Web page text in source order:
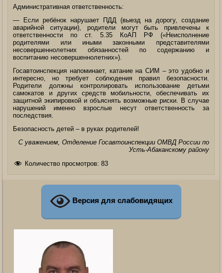
Административная ответственность:
— Если ребёнок нарушает ПДД (выезд на дорогу, создание
аварийной ситуации), родители могут быть привлечены к
ответственности по ст. 5.35 КоАП РФ («Неисполнение
родителями или иными законными представителями
несовершеннолетних обязанностей по содержанию и
воспитанию несовершеннолетних»).
Госавтоинспекция напоминает, катание на СИМ – это удобно и
интересно, но требует соблюдения правил безопасности.
Родители должны контролировать использование детьми
самокатов и других средств мобильности, обеспечивать их
защитной экипировкой и объяснять возможные риски. В случае
нарушений именно взрослые несут ответственность за
последствия.
Безопасность детей – в руках родителей!
С уважением, Отделение Госавтоинспекции ОМВД России по
Усть-Абаканскому району
Количество просмотров: 83
Версия для слабовидящих